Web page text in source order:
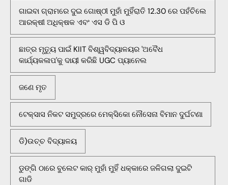
ଗାଇବା ଗ୍ରାମରେ ଦୁଇ ଗୋଷ୍ଠୀ ମୁହାଁ ମୁହିଁରାତି 12.30 ରେ ପହଁଚିଲେ
ଆରକ୍ଷୀ ଅଧିକ୍ଷକ ଏବଂ ଏସ ଡି ପି ଓ
ଛାତ୍ର ମୃତ୍ୟୁ ପାଇଁ KIIT ବିଶ୍ୱବିଦ୍ୟାଳୟର 'ଅବୈଧ
କାର୍ଯ୍ୟକଳାପ'କୁ ଦାୟୀ କରିଛି UGC ପ୍ୟାନେଲ
ଜଣେ ମୃତ
ଟେକ୍ସାସ ନିକଟ ସମୁଦ୍ରରେ ମେକ୍ସିକୋ ନୌସେନା ବିମାନ ଦୁର୍ଘଟଣା
ଡି)ଉଚ୍ଚ ବିଦ୍ୟାଳୟ
ଡୁଙ୍ଗି ଠାରେ ବୁଲେଟ କାର୍ ମୁହାଁ ମୁହିଁ ଧକ୍କାରେ ଜଳିଗଲା ଦୁଇଟି
ଗାଡି